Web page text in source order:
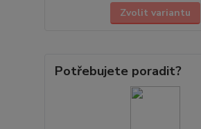
Zvolit variantu
Potřebujete poradit?